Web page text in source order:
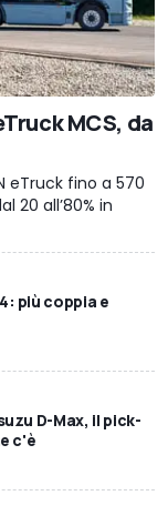
MCS, da
eTruck fino a 570
20 all’80% in
più coppia e
D-Max, il pick-
c'è